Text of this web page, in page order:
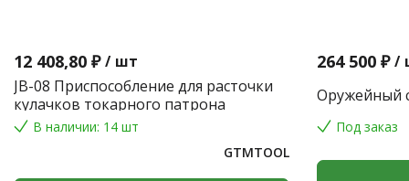
12 408,80 ₽ / шт
JB-08 Приспособление для расточки
кулачков токарного патрона
В наличии: 14 шт
GTMTOOL
264 500 ₽ /
Оружейный
Под заказ